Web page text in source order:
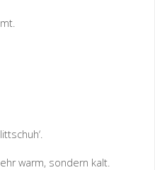
warm, sondern kalt.